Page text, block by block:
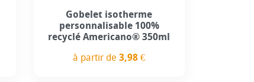
Gobelet isotherme
personnalisable 100%
recyclé Americano® 350ml
à partir de3,98 €